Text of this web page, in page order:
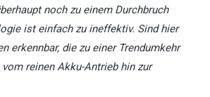
noch zu einem Durchbruch
ist einfach zu ineffektiv. Sind hier
erkennbar, die zu einer Trendumkehr
reinen Akku-Antrieb hin zur